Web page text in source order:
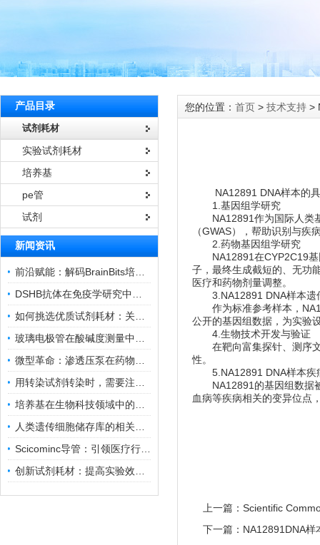
产品目录
试剂耗材
实验试剂耗材
培养基
pe管
试剂
新闻资讯
您的位置： 首页 > 技术支持 >
NA12891 DNA样本的具
1.基因组学研究
NA12891作为国际人类基
（GWAS），帮助识别与疾
2.药物基因组学研究
NA12891在CYP2C19
子，最终生成截短的、无功
医疗和药物剂量调整。
3.NA12891 DNA样本遗
作为标准参考样本，
公开的基因组数据，为实验
4.生物技术开发与验证
在靶向富集探针、测序文
性。
5.NA12891 DNA样本疾
NA12891的基因组数据被
血病等疾病相关的变异位点
上一篇： Scientific
下一篇： NA12891DNA样